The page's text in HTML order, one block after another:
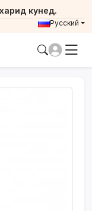
кунед.
Русский